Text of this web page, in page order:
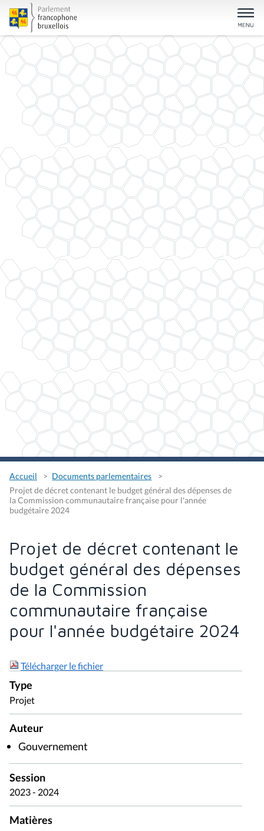
Accueil
Documents parlementaires
Projet de décret contenant le budget général des dépenses de
la Commission communautaire française pour l'année
budgétaire 2024
Projet de décret contenant le
budget général des dépenses
de la Commission
communautaire française
pour l'année budgétaire 2024
Télécharger le fichier
Type
Projet
Auteur
Gouvernement
Session
2023 - 2024
Matières